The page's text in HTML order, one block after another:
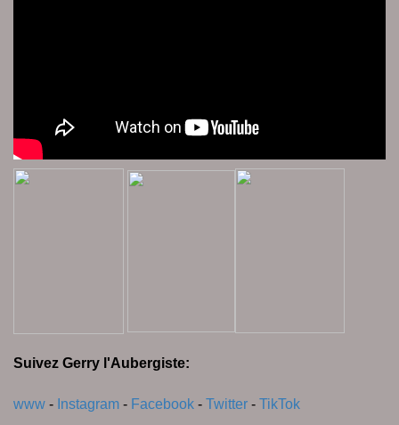
Suivez Gerry l'Aubergiste:
www - Instagram - Facebook - Twitter - TikTok